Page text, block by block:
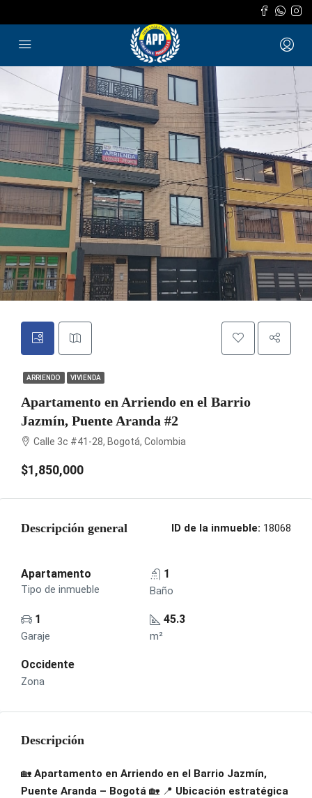
ARRIENDO VIVIENDA
Apartamento en Arriendo en el Barrio
Jazmín, Puente Aranda #2
Calle 3c #41-28, Bogotá, Colombia
$1,850,000
Descripción general ID de la inmueble: 18068
Apartamento
Tipo de inmueble
1
Baño
1
Garaje
45.3
m²
Occidente
Zona
Descripción
🏡 Apartamento en Arriendo en el Barrio Jazmín,
Puente Aranda – Bogotá 🏡 📍 Ubicación estratégica